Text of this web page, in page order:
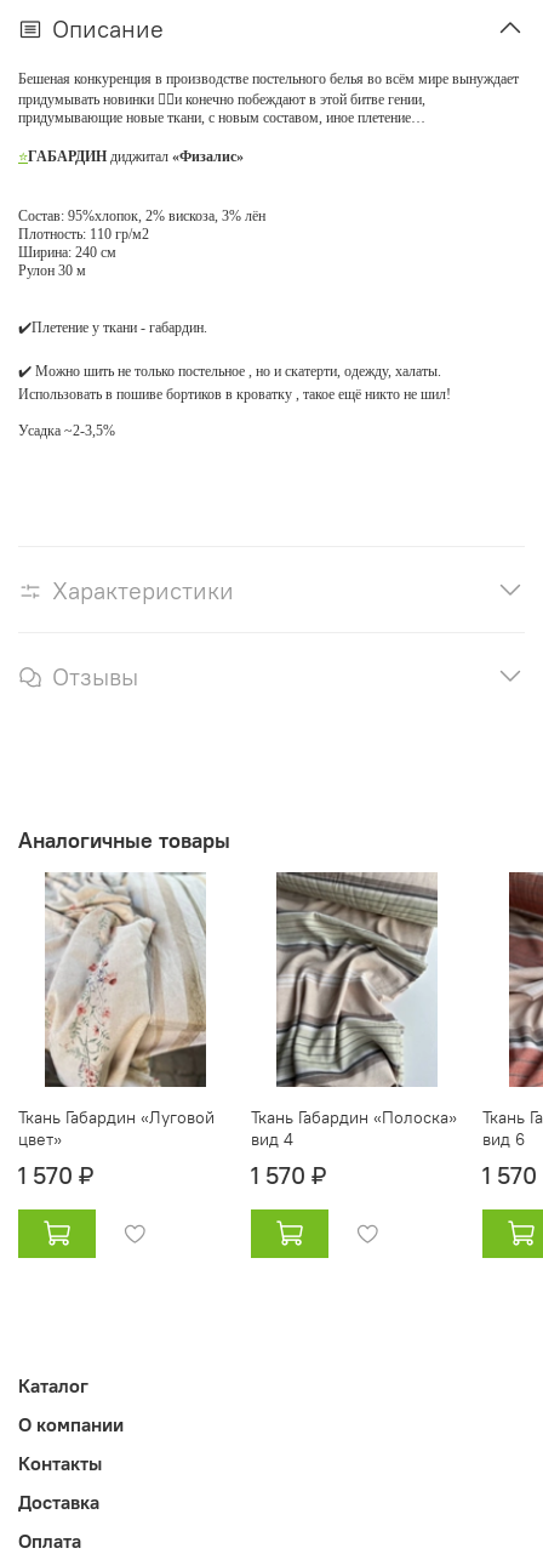
Описание
Бешеная конкуренция в производстве постельного белья во всём мире вынуждает
придумывать новинки 👌🏼и конечно побеждают в этой битве гении,
придумывающие новые ткани, с новым составом, иное плетение…
⭐ГАБАРДИН диджитал «Физалис»
Состав: 95%хлопок, 2% вискоза, 3% лён
Плотность: 110 гр/м2
Ширина: 240 см
Рулон 30 м
✔️Плетение у ткани - габардин.
✔️ Можно шить не только постельное , но и скатерти, одежду, халаты.
Использовать в пошиве бортиков в кроватку , такое ещё никто не шил!
Усадка ~2-3,5%
Характеристики
Отзывы
Аналогичные товары
Ткань Габардин «Луговой
цвет»
1 570 ₽
Ткань Габардин «Полоска»
вид 4
1 570 ₽
Ткань
вид 6
1
Каталог
О компании
Контакты
Доставка
Оплата